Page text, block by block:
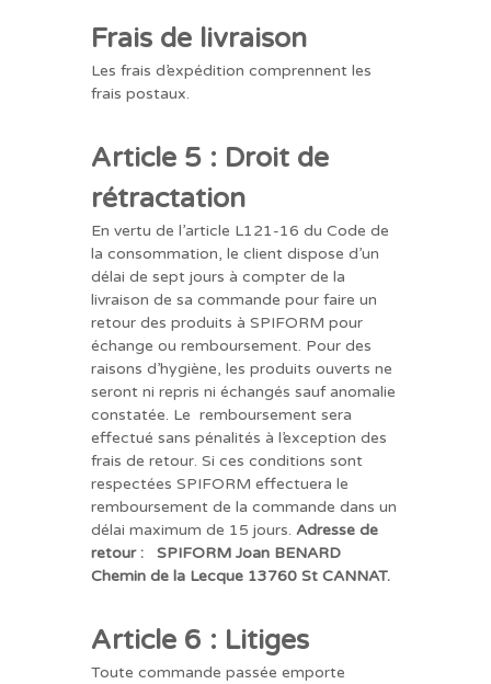
Frais de livraison
Les frais d’expédition comprennent les
frais postaux.
Article 5 : Droit de
rétractation
En vertu de l’article L121-16 du Code de
la consommation, le client dispose d’un
délai de sept jours à compter de la
livraison de sa commande pour faire un
retour des produits à SPIFORM pour
échange ou remboursement. Pour des
raisons d’hygiène, les produits ouverts ne
seront ni repris ni échangés sauf anomalie
constatée. Le remboursement sera
effectué sans pénalités à l’exception des
frais de retour. Si ces conditions sont
respectées SPIFORM effectuera le
remboursement de la commande dans un
délai maximum de 15 jours. Adresse de
retour :
SPIFORM Joan BENARD
Chemin de la Lecque 13760 St CANNAT.
Article 6 : Litiges
Toute commande passée emporte